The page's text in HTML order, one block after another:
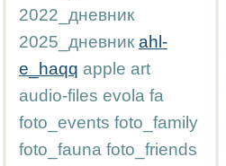
2022_дневник
2025_дневник ahl-
e_haqq apple art
audio-files evola fa
foto_events foto_family
foto_fauna foto_friends